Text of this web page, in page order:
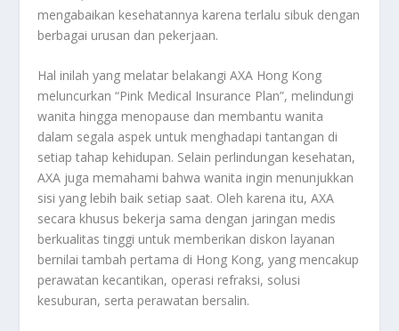
mengabaikan kesehatannya karena terlalu sibuk dengan
berbagai urusan dan pekerjaan.
Hal inilah yang melatar belakangi AXA Hong Kong
meluncurkan “Pink Medical Insurance Plan”, melindungi
wanita hingga menopause dan membantu wanita
dalam segala aspek untuk menghadapi tantangan di
setiap tahap kehidupan. Selain perlindungan kesehatan,
AXA juga memahami bahwa wanita ingin menunjukkan
sisi yang lebih baik setiap saat. Oleh karena itu, AXA
secara khusus bekerja sama dengan jaringan medis
berkualitas tinggi untuk memberikan diskon layanan
bernilai tambah pertama di Hong Kong, yang mencakup
perawatan kecantikan, operasi refraksi, solusi
kesuburan, serta perawatan bersalin.